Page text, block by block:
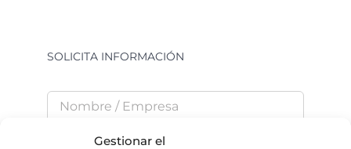
Gestionar el
SOLICITA INFORMACIÓN